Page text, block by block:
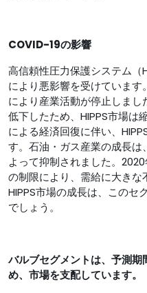
COVID-19の影響
高信頼性圧力保護システム（
により悪影響を受けていま
により産業活動が停止しま
低下したため、HIPPS市場は
による経済回復に伴い、
す。石油・ガス産業の成長
よって抑制されました。
の制限により、需給に大き
HIPPS市場の成長は、このセ
でしょう。
バルブセグメントは、予測
め、市場を支配しています。